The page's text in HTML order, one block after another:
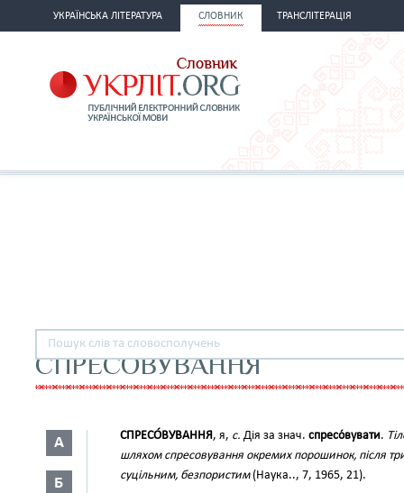
УКРАЇНСЬКА ЛІТЕРАТУРА СЛОВНИК ТРАНСЛІТЕРАЦІЯ
СПРЕСОВУВАННЯ
А
Б
СПРЕСО́ВУВАННЯ, я, с. Дія за знач. спресо́вувати.
шляхом спресовування окремих порошинок, після
суцільним, безпористим(Наука.., 7, 1965, 21).